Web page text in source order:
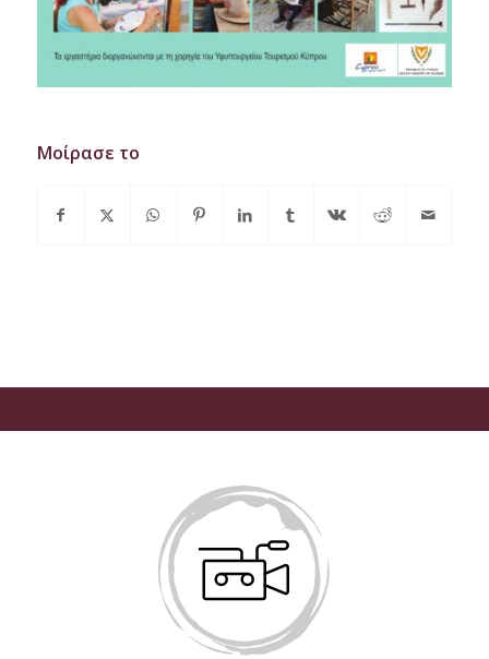
Μοίρασε το